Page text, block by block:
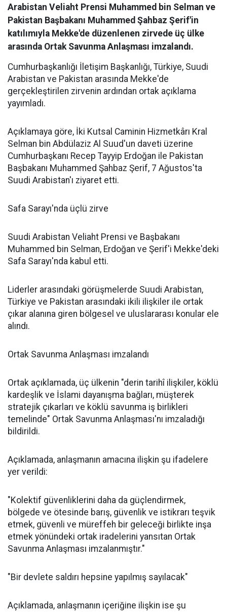
Arabistan Veliaht Prensi Muhammed bin Selman ve
Pakistan Başbakanı Muhammed Şahbaz Şerif'in
katılımıyla Mekke'de düzenlenen zirvede üç ülke
arasında Ortak Savunma Anlaşması imzalandı.
Cumhurbaşkanlığı İletişim Başkanlığı, Türkiye, Suudi
Arabistan ve Pakistan arasında Mekke'de
gerçekleştirilen zirvenin ardından ortak açıklama
yayımladı.
Açıklamaya göre, İki Kutsal Caminin Hizmetkârı Kral
Selman bin Abdülaziz Al Suud'un daveti üzerine
Cumhurbaşkanı Recep Tayyip Erdoğan ile Pakistan
Başbakanı Muhammed Şahbaz Şerif, 7 Ağustos'ta
Suudi Arabistan'ı ziyaret etti.
Safa Sarayı'nda üçlü zirve
Suudi Arabistan Veliaht Prensi ve Başbakanı
Muhammed bin Selman, Erdoğan ve Şerif'i Mekke'deki
Safa Sarayı'nda kabul etti.
Liderler arasındaki görüşmelerde Suudi Arabistan,
Türkiye ve Pakistan arasındaki ikili ilişkiler ile ortak
çıkar alanına giren bölgesel ve uluslararası konular ele
alındı.
Ortak Savunma Anlaşması imzalandı
Ortak açıklamada, üç ülkenin "derin tarihî ilişkiler, köklü
kardeşlik ve İslami dayanışma bağları, müşterek
stratejik çıkarları ve köklü savunma iş birlikleri
temelinde" Ortak Savunma Anlaşması'nı imzaladığı
bildirildi.
Açıklamada, anlaşmanın amacına ilişkin şu ifadelere
yer verildi:
"Kolektif güvenliklerini daha da güçlendirmek,
bölgede ve ötesinde barış, güvenlik ve istikrarı teşvik
etmek, güvenli ve müreffeh bir geleceği birlikte inşa
etmek yönündeki ortak iradelerini yansıtan Ortak
Savunma Anlaşması imzalanmıştır."
"Bir devlete saldırı hepsine yapılmış sayılacak"
Açıklamada, anlaşmanın içeriğine ilişkin ise şu